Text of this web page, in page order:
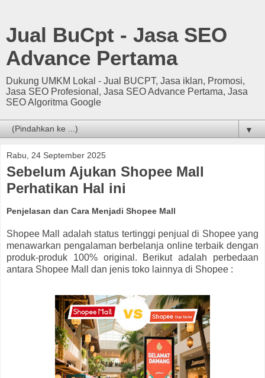
Jual BuCpt - Jasa SEO
Advance Pertama
Dukung UMKM Lokal - Jual BUCPT, Jasa iklan, Promosi,
Jasa SEO Profesional, Jasa SEO Advance Pertama, Jasa
SEO Algoritma Google
▼
Rabu, 24 September 2025
Sebelum Ajukan Shopee Mall
Perhatikan Hal ini
Penjelasan dan Cara Menjadi Shopee Mall
Shopee Mall adalah status tertinggi penjual di Shopee yang
menawarkan pengalaman berbelanja online terbaik dengan
produk-produk 100% original. Berikut adalah perbedaan
antara Shopee Mall dan jenis toko lainnya di Shopee :